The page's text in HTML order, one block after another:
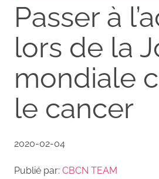
Passer à
lors de la
mondiale
le cancer
2020-02-04
Publié par: CBCN TEAM